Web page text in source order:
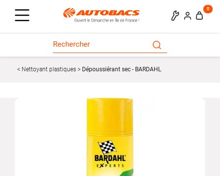
0
Nettoyant plastiques Dépoussiérant sec - BARDAHL